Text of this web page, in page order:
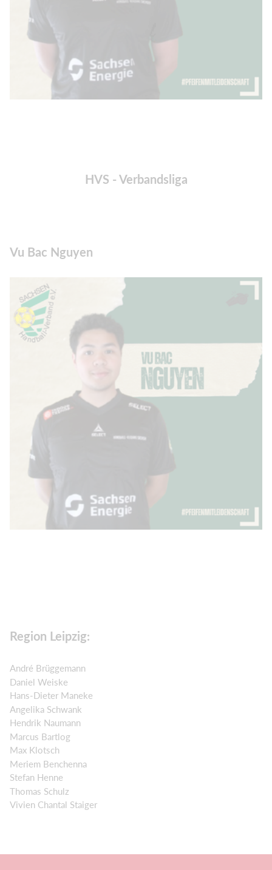
HVS - Verbandsliga
Vu Bac Nguyen
Region Leipzig:
André Brüggemann
Daniel Weiske
Hans-Dieter Maneke
Angelika Schwank
Hendrik Naumann
Marcus Bartlog
Max Klotsch
Meriem Benchenna
Stefan Henne
Thomas Schulz
Vivien Chantal Staiger